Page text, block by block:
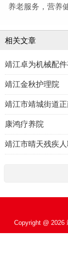
养老服务，营养
相关文章
靖江卓为机械配件
靖江金秋护理院
靖江市靖城街道
康鸿疗养院
靖江市晴天残疾
Copyright @